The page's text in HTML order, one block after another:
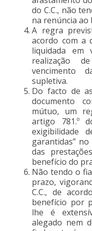
do C.C., não
na renúncia ao
A regra
acordo com a
liquidada em
realização
vencimento
supletiva.
Do facto de
documento
mútuo, um
artigo 781.º
exigibilidade
garantidas”
das
benefício do
Não tendo o
prazo,
C.C., de
benefício por
lhe é
alegado nem